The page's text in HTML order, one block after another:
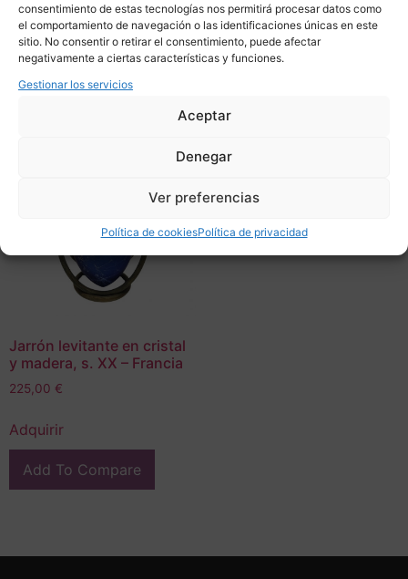
consentimiento de estas tecnologías nos permitirá procesar datos como
el comportamiento de navegación o las identificaciones únicas en este
sitio. No consentir o retirar el consentimiento, puede afectar
negativamente a ciertas características y funciones.
Gestionar los servicios
Aceptar
Denegar
Ver preferencias
Política de cookiesPolítica de privacidad
Adquirir
Add To Compare
Adquirir
Add To Compare
Jarrón levitante en cristal
y madera, s. XX – Francia
225,00 €
Adquirir
Add To Compare